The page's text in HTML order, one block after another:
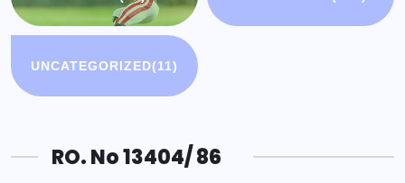
UNCATEGORIZED(11)
RO. No 13404/ 86